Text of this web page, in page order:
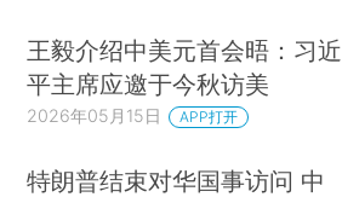
王毅介绍中美元首会晤：习近
平主席应邀于今秋访美
2026年05月15日 APP打开
特朗普结束对华国事访问 中